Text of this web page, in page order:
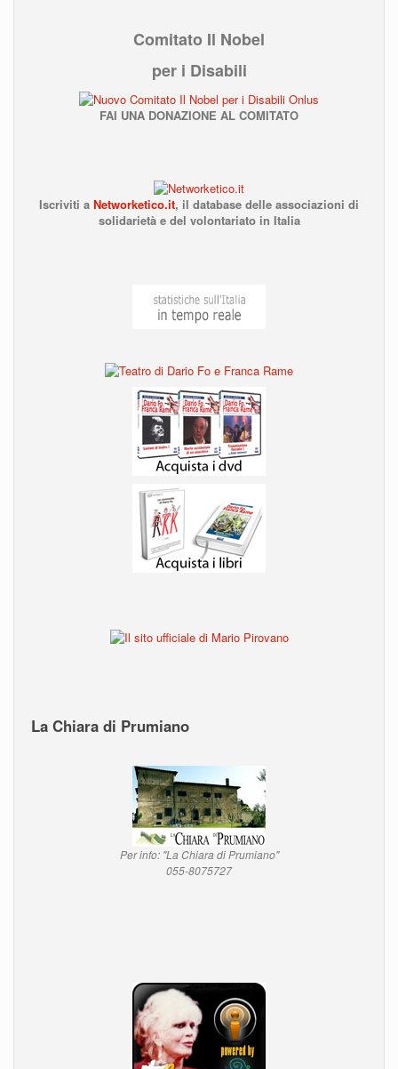
Comitato Il Nobel
per i Disabili
FAI UNA DONAZIONE AL COMITATO
Iscriviti a Networketico.it, il database delle associazioni di
solidarietà e del volontariato in Italia
La Chiara di Prumiano
Per info: "La Chiara di Prumiano"
055-8075727